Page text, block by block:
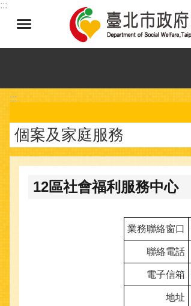
跳到主要內容區塊
:::
:::
個案及家庭服務
12區社會福利服務中心
業務聯絡窗口
聯絡電話
電子信箱
地址